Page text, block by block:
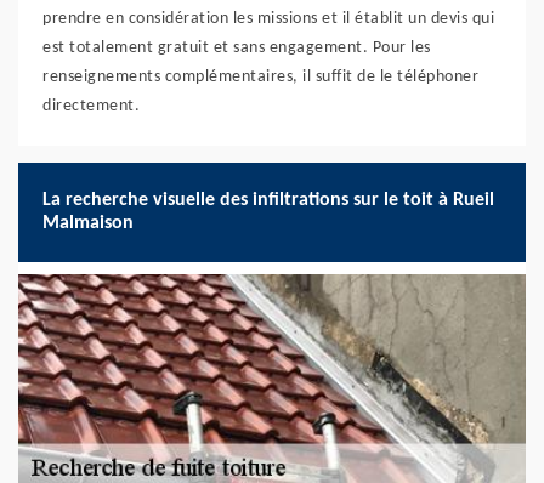
prendre en considération les missions et il établit un devis qui
est totalement gratuit et sans engagement. Pour les
renseignements complémentaires, il suffit de le téléphoner
directement.
La recherche visuelle des infiltrations sur le toit à Rueil
Malmaison